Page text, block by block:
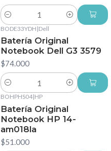
Cantidad
BODE33YDH |Dell
Batería Original
Notebook Dell G3 3579
$74.000
Cantidad
BOHPHS04|HP
Batería Original
Notebook HP 14-
am018la
$51.000